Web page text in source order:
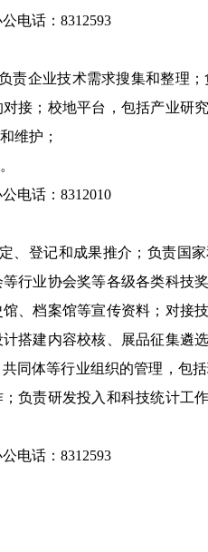
电话：8312593
责企业技术需求搜集和整理
接；校地平台，包括产业研
维护；
电话：8312010
、登记和成果推介；负责国
行业协会奖等各级各类科技
、档案馆等宣传资料；对接
搭建内容校核、展品征集遴
同体等行业组织的管理，包
负责研发投入和科技统计工
电话：8312593